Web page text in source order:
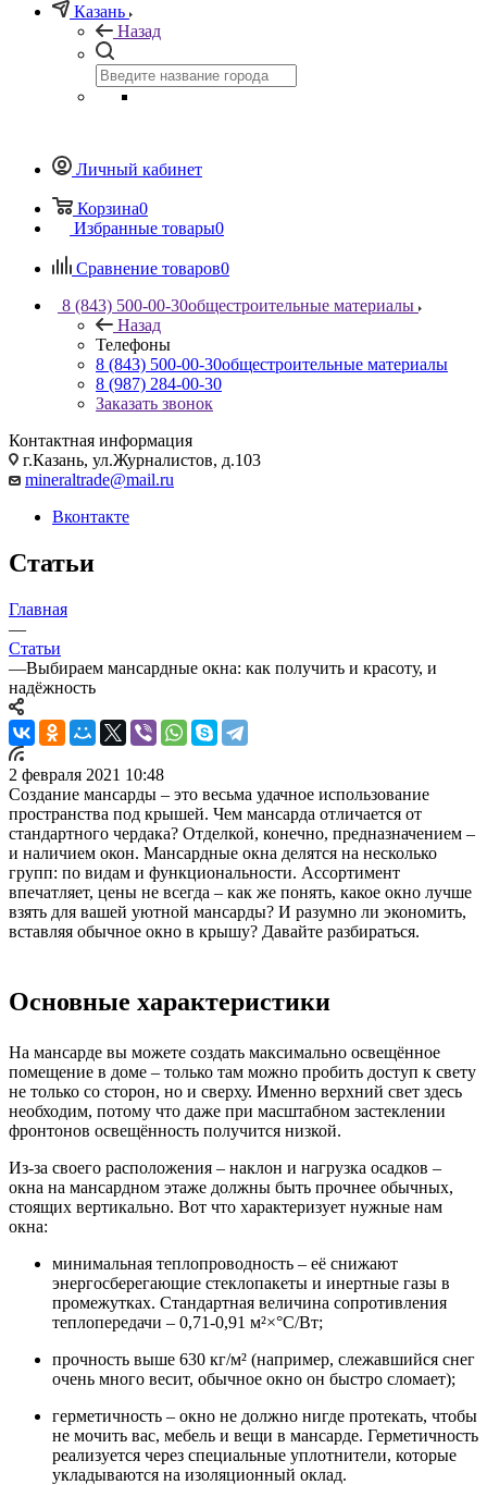
Казань
Назад
Личный кабинет
Корзина0
Избранные товары0
Сравнение товаров0
8 (843) 500-00-30общестроительные материалы
Назад
Телефоны
8 (843) 500-00-30общестроительные материалы
8 (987) 284-00-30
Заказать звонок
Контактная информация
г.Казань, ул.Журналистов, д.103
mineraltrade@mail.ru
Вконтакте
Статьи
Главная
—
Статьи
—Выбираем мансардные окна: как получить и красоту, и
надёжность
2 февраля 2021 10:48
Создание мансарды – это весьма удачное использование
пространства под крышей. Чем мансарда отличается от
стандартного чердака? Отделкой, конечно, предназначением –
и наличием окон. Мансардные окна делятся на несколько
групп: по видам и функциональности. Ассортимент
впечатляет, цены не всегда – как же понять, какое окно лучше
взять для вашей уютной мансарды? И разумно ли экономить,
вставляя обычное окно в крышу? Давайте разбираться.
Основные характеристики
На мансарде вы можете создать максимально освещённое
помещение в доме – только там можно пробить доступ к свету
не только со сторон, но и сверху. Именно верхний свет здесь
необходим, потому что даже при масштабном застеклении
фронтонов освещённость получится низкой.
Из-за своего расположения – наклон и нагрузка осадков –
окна на мансардном этаже должны быть прочнее обычных,
стоящих вертикально. Вот что характеризует нужные нам
окна:
минимальная теплопроводность – её снижают
энергосберегающие стеклопакеты и инертные газы в
промежутках. Стандартная величина сопротивления
теплопередачи – 0,71-0,91 м²×°C/Вт;
прочность выше 630 кг/м² (например, слежавшийся снег
очень много весит, обычное окно он быстро сломает);
герметичность – окно не должно нигде протекать, чтобы
не мочить вас, мебель и вещи в мансарде. Герметичность
реализуется через специальные уплотнители, которые
укладываются на изоляционный оклад.